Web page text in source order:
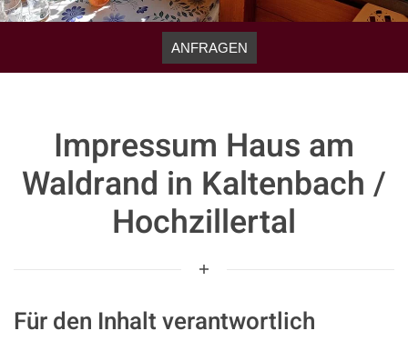
Impressum Haus am
Waldrand in Kaltenbach /
Hochzillertal
Für den Inhalt verantwortlich